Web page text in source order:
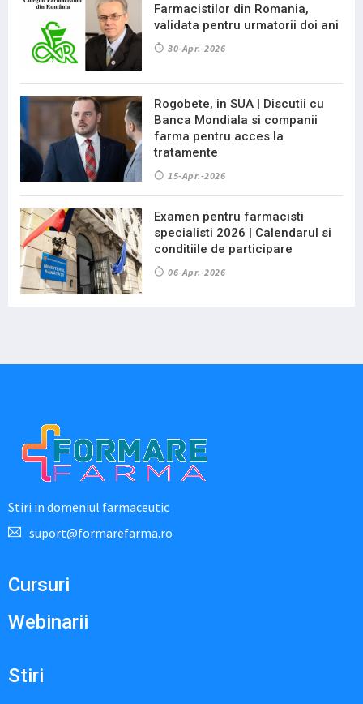
Farmacistilor din Romania,
validata pentru urmatorii doi ani
30-Apr.-2026
Rogobete, in SUA | Discutii cu
Banca Mondiala si companii
farma pentru acces la
tratamente
15-Apr.-2026
Examen pentru farmacisti
specialisti 2026 | Calendarul si
conditiile de participare
06-Apr.-2026
Stiri in domeniul farmaceutic
suport@formarefarma.ro
Cursuri
Webinarii
Stiri